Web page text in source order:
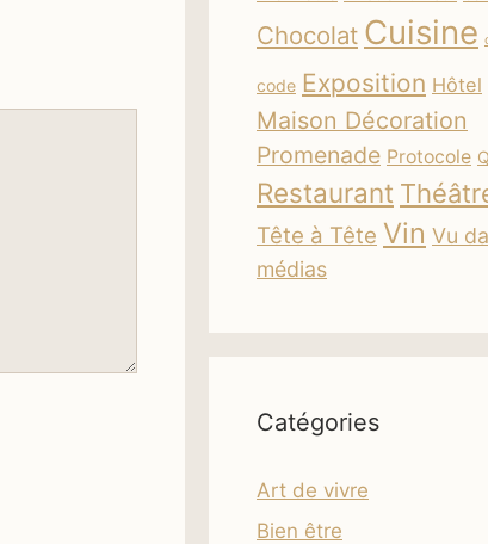
Chocolat Cuisine
code Exposition Hôtel
Maison Décoration
Promenade Protocole
Restaurant
Tête à Tête Vin Vu
médias
Catégories
Art de vivre
Bien être